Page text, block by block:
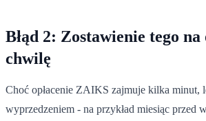
Błąd 2: Zostawienie tego na
chwilę
Choć opłacenie ZAIKS zajmuje kilka minut,
wyprzedzeniem - na przykład miesiąc przed